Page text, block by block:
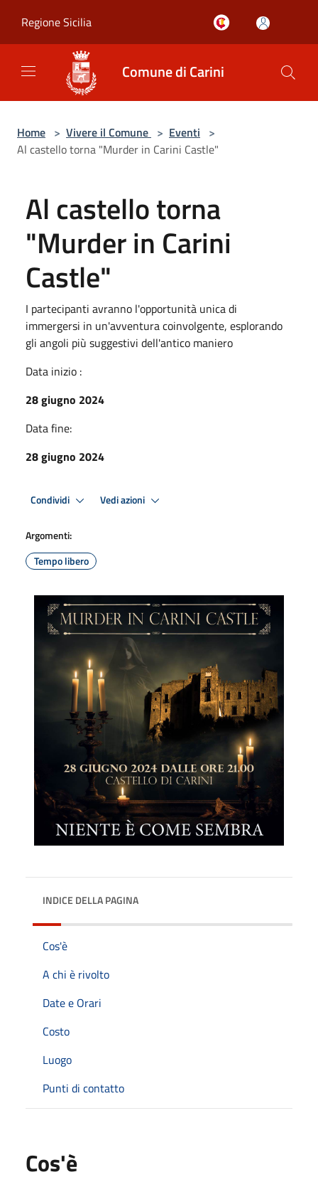
Regione Sicilia
Comune di Carini
Home > Vivere il Comune > Eventi >
Al castello torna "Murder in Carini Castle"
Al castello torna
"Murder in Carini
Castle"
I partecipanti avranno l'opportunità unica di
immergersi in un'avventura coinvolgente, esplorando
gli angoli più suggestivi dell'antico maniero
Data inizio :
28 giugno 2024
Data fine:
28 giugno 2024
Condividi Vedi azioni
Argomenti:
Tempo libero
INDICE DELLA PAGINA
Cos'è
A chi è rivolto
Date e Orari
Costo
Luogo
Punti di contatto
Cos'è